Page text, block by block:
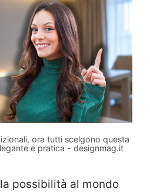
ora tutti scelgono questa
e pratica - designmag.it
possibilità al mondo